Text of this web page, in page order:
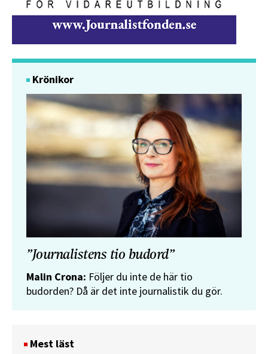
Krönikor
”Journalistens tio budord”
Malin Crona: Följer du inte de här tio
budorden? Då är det inte journalistik du gör.
Mest läst